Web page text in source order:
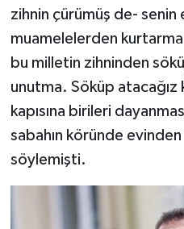
zihnin çürümüş de- senin
muamelelerden
bu milletin zihninden
unutma. Söküp atacağız
kapısına birileri
sabahın köründe
söylemişti.